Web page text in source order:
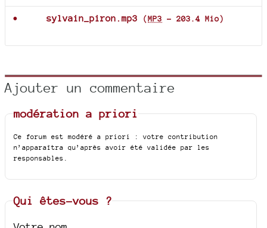
sylvain_piron.mp3 (MP3 - 203.4 Mio)
Ajouter un commentaire
modération a priori
Ce forum est modéré a priori : votre contribution
n’apparaîtra qu’après avoir été validée par les
responsables.
Qui êtes-vous ?